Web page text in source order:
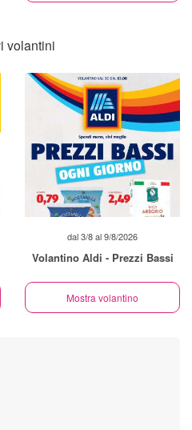
volantini
dal 3/8 al 9/8/2026
Volantino Aldi - Prezzi Bassi
Mostra volantino